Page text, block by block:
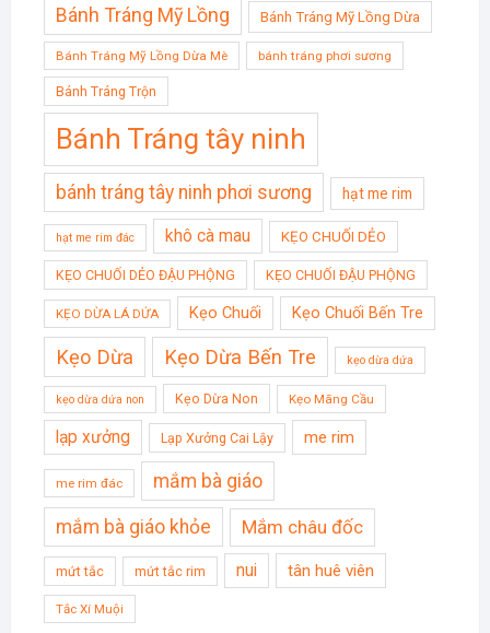
Bánh Tráng Mỹ Lồng Bánh Tráng Mỹ Lồng Dừa
Bánh Tráng Mỹ Lồng Dừa Mè bánh tráng phơi sương
Bánh Tráng Trộn
Bánh Tráng tây ninh
bánh tráng tây ninh phơi sương hạt me rim
hạt me rim đác khô cà mau KẸO CHUỐI DẺO
KẸO CHUỐI DẺO ĐẬU PHỘNG KẸO CHUỐI ĐẬU PHỘNG
KẸO DỪA LÁ DỨA Kẹo Chuối Kẹo Chuối Bến Tre
Kẹo Dừa Kẹo Dừa Bến Tre kẹo dừa dứa
kẹo dừa dứa non Kẹo Dừa Non Kẹo Mãng Cầu
lạp xưởng Lạp Xưởng Cai Lậy me rim
me rim đác mắm bà giáo
mắm bà giáo khỏe Mắm châu đốc
mứt tắc mứt tắc rim nui tân huê viên
Tắc Xí Muội